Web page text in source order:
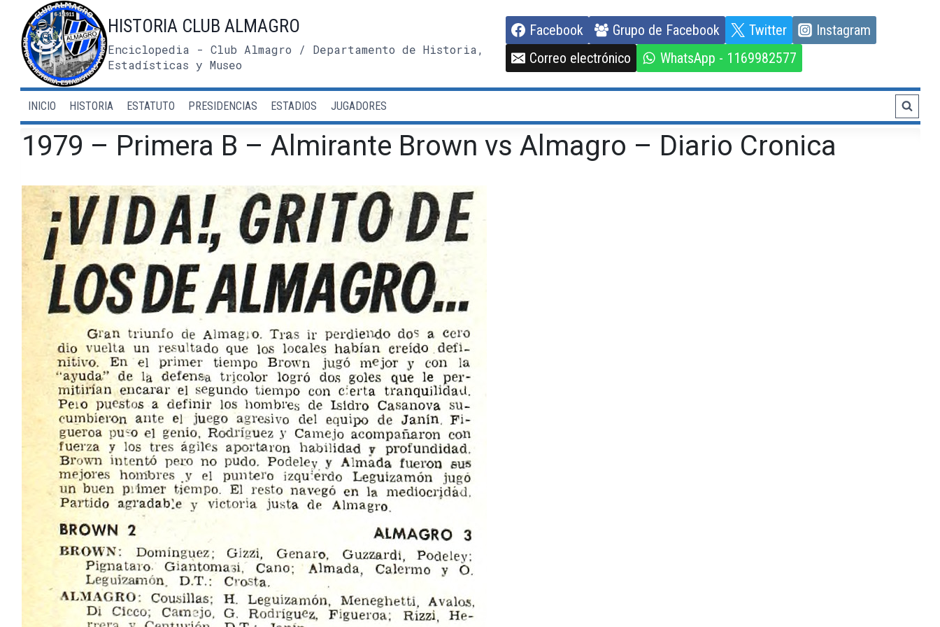
contenido
HISTORIA CLUB ALMAGRO
Enciclopedia - Club Almagro / Departamento de Historia,
Estadísticas y Museo
Facebook Grupo de Facebook Twitter
Instagram
Correo electrónico
WhatsApp - 1169982577
INICIO HISTORIA ESTATUTO PRESIDENCIAS ESTADIOS JUGADORES
1979 – Primera B – Almirante Brown vs Almagro – Diario Cronica